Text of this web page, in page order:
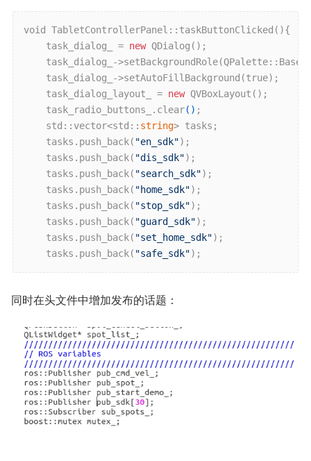
void TabletControllerPanel::taskButtonClicked(){
    task_dialog_ =
new QDialog() ;
    task_dialog_->set
BackgroundRole(QPalette::Base)
    task_dialog_->set
AutoFillBackground(true) ;
    task_dialog_layout_ =
new QVBoxLayout() ;
    task_radio_buttons_.clear
() ;
    std::vector<std::
string> tasks;
    tasks.push
_back( "en_sdk") ;
    tasks.push
_back( "dis_sdk") ;
    tasks.push
_back( "search_sdk") ;
    tasks.push
_back( "home_sdk") ;
    tasks.push
_back( "stop_sdk") ;
    tasks.push
_back( "guard_sdk") ;
    tasks.push
_back( "set_home_sdk") ;
    tasks.push
_back( "safe_sdk") ;
同时在头文件中增加发布的话题：